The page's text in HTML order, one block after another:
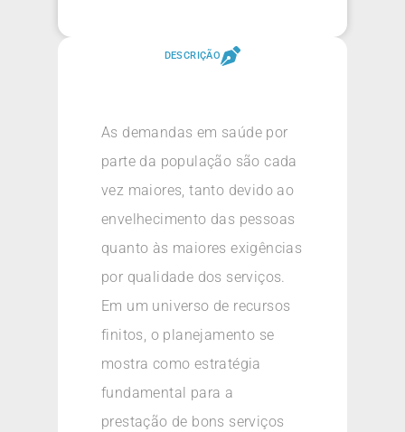
DESCRIÇÃO
As demandas em saúde por
parte da população são cada
vez maiores, tanto devido ao
envelhecimento das pessoas
quanto às maiores exigências
por qualidade dos serviços.
Em um universo de recursos
finitos, o planejamento se
mostra como estratégia
fundamental para a
prestação de bons serviços